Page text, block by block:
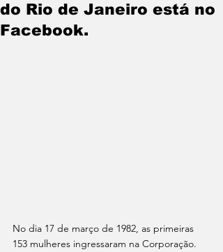
do Rio de Janeiro está no
Facebook.
No dia 17 de março de 1982, as primeiras
153 mulheres ingressaram na Corporação.